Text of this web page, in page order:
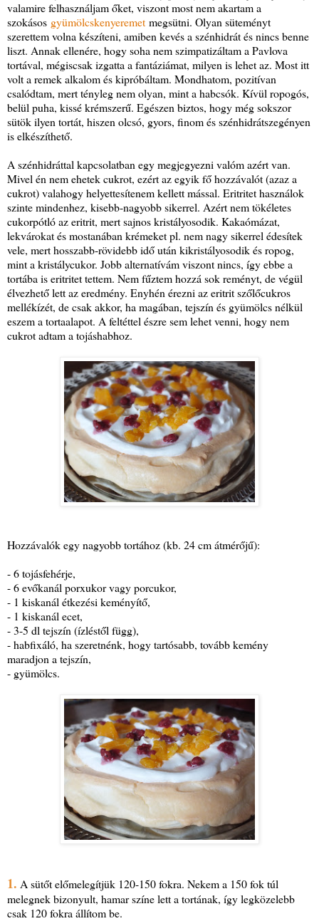
valamire felhasználjam őket, viszont most nem akartam a
szokásos gyümölcskenyeremet megsütni. Olyan süteményt
szerettem volna készíteni, amiben kevés a szénhidrát és nincs benne
liszt. Annak ellenére, hogy soha nem szimpatizáltam a Pavlova
tortával, mégiscsak izgatta a fantáziámat, milyen is lehet az. Most itt
volt a remek alkalom és kipróbáltam. Mondhatom, pozitívan
csalódtam, mert tényleg nem olyan, mint a habcsók. Kívül ropogós,
belül puha, kissé krémszerű. Egészen biztos, hogy még sokszor
sütök ilyen tortát, hiszen olcsó, gyors, finom és szénhidrátszegényen
is elkészíthető.
A szénhidráttal kapcsolatban egy megjegyezni valóm azért van.
Mivel én nem ehetek cukrot, ezért az egyik fő hozzávalót (azaz a
cukrot) valahogy helyettesítenem kellett mással. Eritritet használok
szinte mindenhez, kisebb-nagyobb sikerrel. Azért nem tökéletes
cukorpótló az eritrit, mert sajnos kristályosodik. Kakaómázat,
lekvárokat és mostanában krémeket pl. nem nagy sikerrel édesítek
vele, mert hosszabb-rövidebb idő után kikristályosodik és ropog,
mint a kristálycukor. Jobb alternatívám viszont nincs, így ebbe a
tortába is eritritet tettem. Nem fűztem hozzá sok reményt, de végül
élvezhető lett az eredmény. Enyhén érezni az eritrit szőlőcukros
mellékízét, de csak akkor, ha magában, tejszín és gyümölcs nélkül
eszem a tortaalapot. A feltéttel észre sem lehet venni, hogy nem
cukrot adtam a tojáshabhoz.
Hozzávalók egy nagyobb tortához (kb. 24 cm átmérőjű):
- 6 tojásfehérje,
- 6 evőkanál porxukor vagy porcukor,
- 1 kiskanál étkezési keményítő,
- 1 kiskanál ecet,
- 3-5 dl tejszín (ízléstől függ),
- habfixáló, ha szeretnénk, hogy tartósabb, tovább kemény
maradjon a tejszín,
- gyümölcs.
1. A sütőt előmelegítjük 120-150 fokra. Nekem a 150 fok túl
melegnek bizonyult, hamar színe lett a tortának, így legközelebb
csak 120 fokra állítom be.